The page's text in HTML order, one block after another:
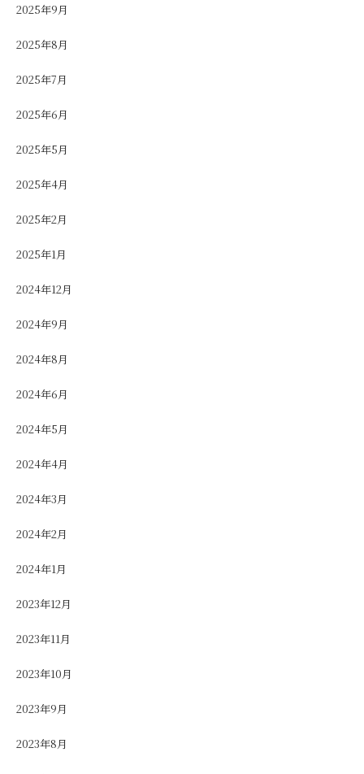
2025年9月
2025年8月
2025年7月
2025年6月
2025年5月
2025年4月
2025年2月
2025年1月
2024年12月
2024年9月
2024年8月
2024年6月
2024年5月
2024年4月
2024年3月
2024年2月
2024年1月
2023年12月
2023年11月
2023年10月
2023年9月
2023年8月